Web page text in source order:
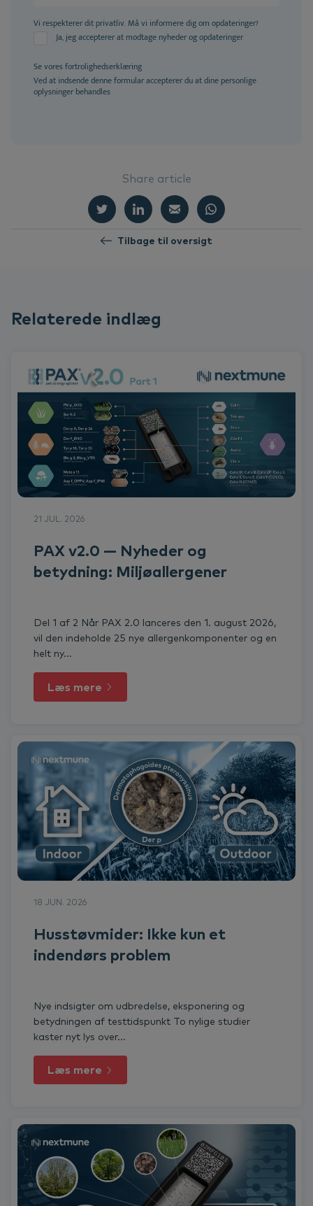
Vi respekterer dit privatliv. Må vi informere dig om opdateringer?
Ja, jeg accepterer at modtage nyheder og opdateringer
Se voresfortrolighedserklæring
Ved at indsende denne formular accepterer du at dine personlige
oplysninger behandles
Share article
Tilbage til oversigt
Relaterede indlæg
21 JUL. 2026
PAX v2.0 — Nyheder og
betydning: Miljøallergener
Del 1 af 2 Når PAX 2.0 lanceres den 1. august 2026,
vil den indeholde 25 nye allergenkomponenter og en
helt ny...
Læs mere
18 JUN. 2026
Husstøvmider: Ikke kun et
indendørs problem
Nye indsigter om udbredelse, eksponering og
betydningen af testtidspunkt To nylige studier
kaster nyt lys over...
Læs mere